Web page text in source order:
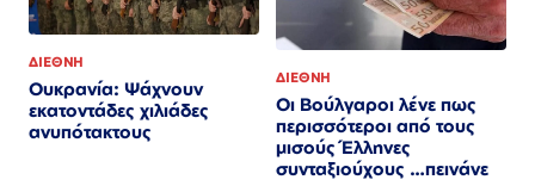
ΔΙΕΘΝΗ
Ουκρανία: Ψάχνουν
εκατοντάδες χιλιάδες
ανυπότακτους
ΔΙΕΘΝΗ
Οι Βούλγαροι λένε πως
περισσότεροι από τους
μισούς Έλληνες
συνταξιούχους …πεινάνε